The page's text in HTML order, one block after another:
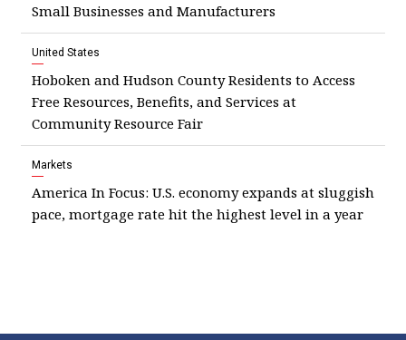
Small Businesses and Manufacturers
United States
Hoboken and Hudson County Residents to Access
Free Resources, Benefits, and Services at
Community Resource Fair
Markets
America In Focus: U.S. economy expands at sluggish
pace, mortgage rate hit the highest level in a year